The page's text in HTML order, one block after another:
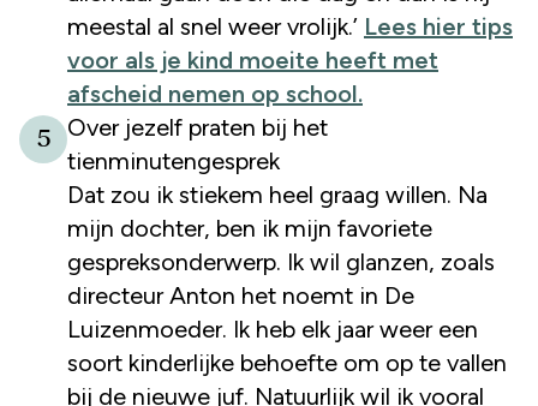
meestal al snel weer vrolijk.’ Lees hier tips
voor als je kind moeite heeft met
afscheid nemen op school.
5
Over jezelf praten bij het
tienminutengesprek
Dat zou ik stiekem heel graag willen. Na
mijn dochter, ben ik mijn favoriete
gespreksonderwerp. Ik wil glanzen, zoals
directeur Anton het noemt in De
Luizenmoeder. Ik heb elk jaar weer een
soort kinderlijke behoefte om op te vallen
bij de nieuwe juf. Natuurlijk wil ik vooral